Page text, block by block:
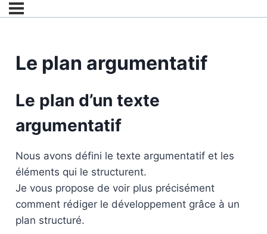
Le plan argumentatif
Le plan d’un texte
argumentatif
Nous avons défini le texte argumentatif et les
éléments qui le structurent.
Je vous propose de voir plus précisément
comment rédiger le développement grâce à un
plan structuré.